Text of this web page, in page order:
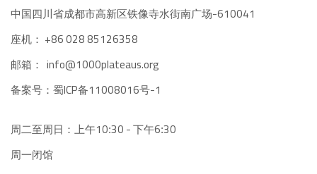
中国四川省成都市高新区铁像寺水街南广场-610041
座机： +86 028 85126358
邮箱： info@1000plateaus.org
备案号： 蜀ICP备11008016号-1
周二至周日：上午10:30 - 下午6:30
周一闭馆